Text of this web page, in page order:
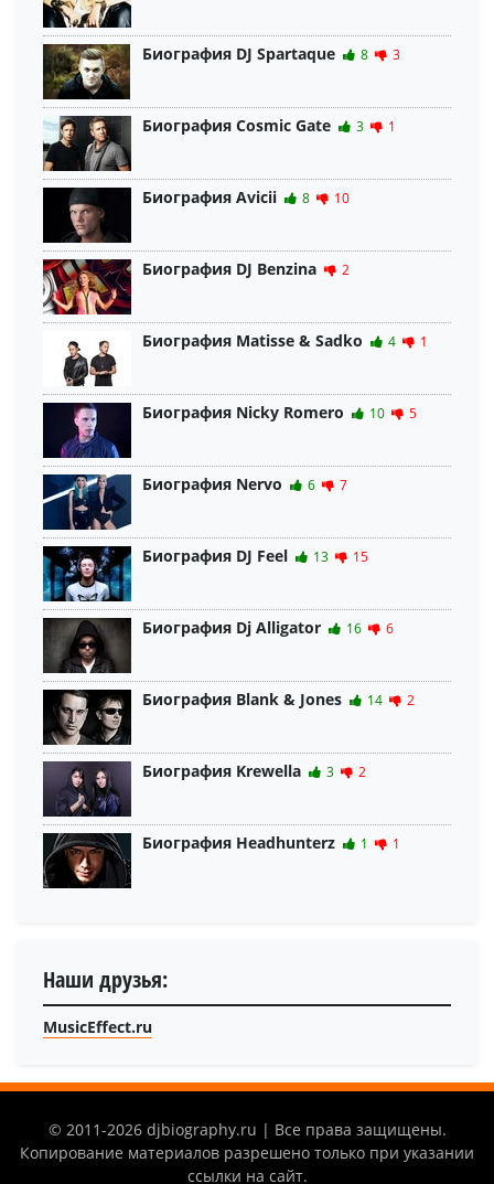
Биография DJ Spartaque 8 3
Биография Cosmic Gate 3 1
Биография Avicii 8 10
Биография DJ Benzina 2
Биография Matisse & Sadko 4 1
Биография Nicky Romero 10 5
Биография Nervo 6 7
Биография DJ Feel 13 15
Биография Dj Alligator 16 6
Биография Blank & Jones 14 2
Биография Krewella 3 2
Биография Headhunterz 1 1
Наши друзья:
MusicEffect.ru
© 2011-2026 djbiography.ru | Все права защищены.
Копирование материалов разрешено только при указании
ссылки на сайт.